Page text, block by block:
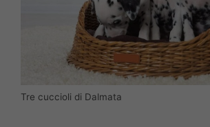
Tre cuccioli di Dalmata